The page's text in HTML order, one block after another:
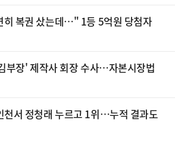
히 복권 샀는데…" 1등 5억원 당첨자
부장' 제작사 회장 수사…자본시장법
천서 정청래 누르고 1위…누적 결과도